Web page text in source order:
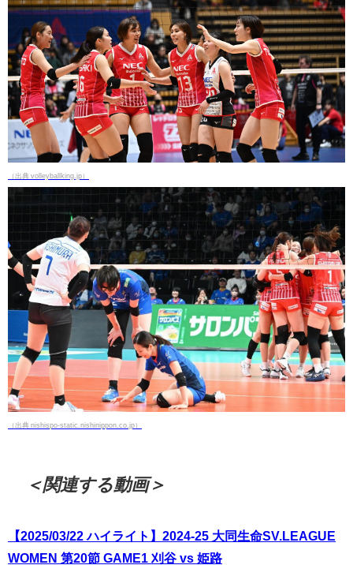
（出典 volleyballking.jp）
（出典 nishispo-static.nishinippon.co.jp）
＜関連する動画＞
【2025/03/22 ハイライト】2024-25 大同生命SV.LEAGUE
WOMEN 第20節 GAME1 刈谷 vs 姫路